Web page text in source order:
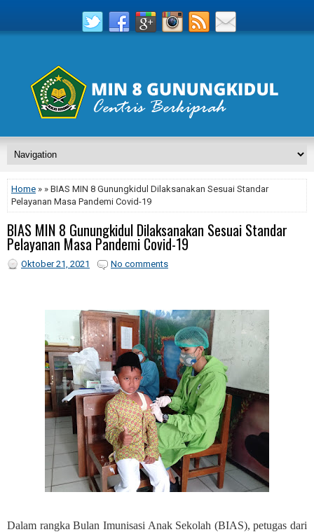
Home » » BIAS MIN 8 Gunungkidul Dilaksanakan Sesuai Standar
Pelayanan Masa Pandemi Covid-19
BIAS MIN 8 Gunungkidul Dilaksanakan Sesuai Standar
Pelayanan Masa Pandemi Covid-19
Oktober 21, 2021 No comments
Dalam rangka Bulan Imunisasi Anak Sekolah (BIAS), petugas dari